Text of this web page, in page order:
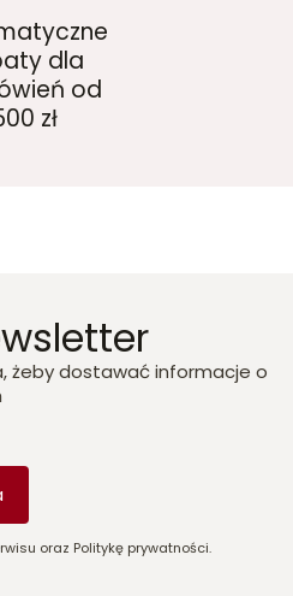
dla
od
zł
żeby dostawać informacje o
oraz Politykę prywatności.